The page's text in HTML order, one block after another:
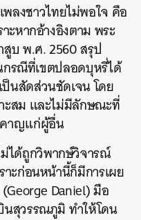
ลงชาวไทยไม่พอใจ คือ
ะหากอ้างอิงตาม พระ
พ.ศ. 2560 สรุป
กรณีที่เขตปลอดบุหรี่ได้
นสัดส่วนชัดเจน โดย
ะสม และไม่มีลักษณะที่
คาญแก่ผู้อื่น
ได้ถูกวิพากษ์วิจารณ์
ะก่อนหน้านี้ก็มีการเผย
Daniel) มือ
สุวรรณภูมิ ทำให้โดน